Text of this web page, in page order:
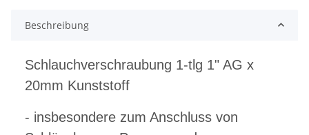
Beschreibung
Schlauchverschraubung 1-tlg 1" AG x
20mm Kunststoff
- insbesondere zum Anschluss von